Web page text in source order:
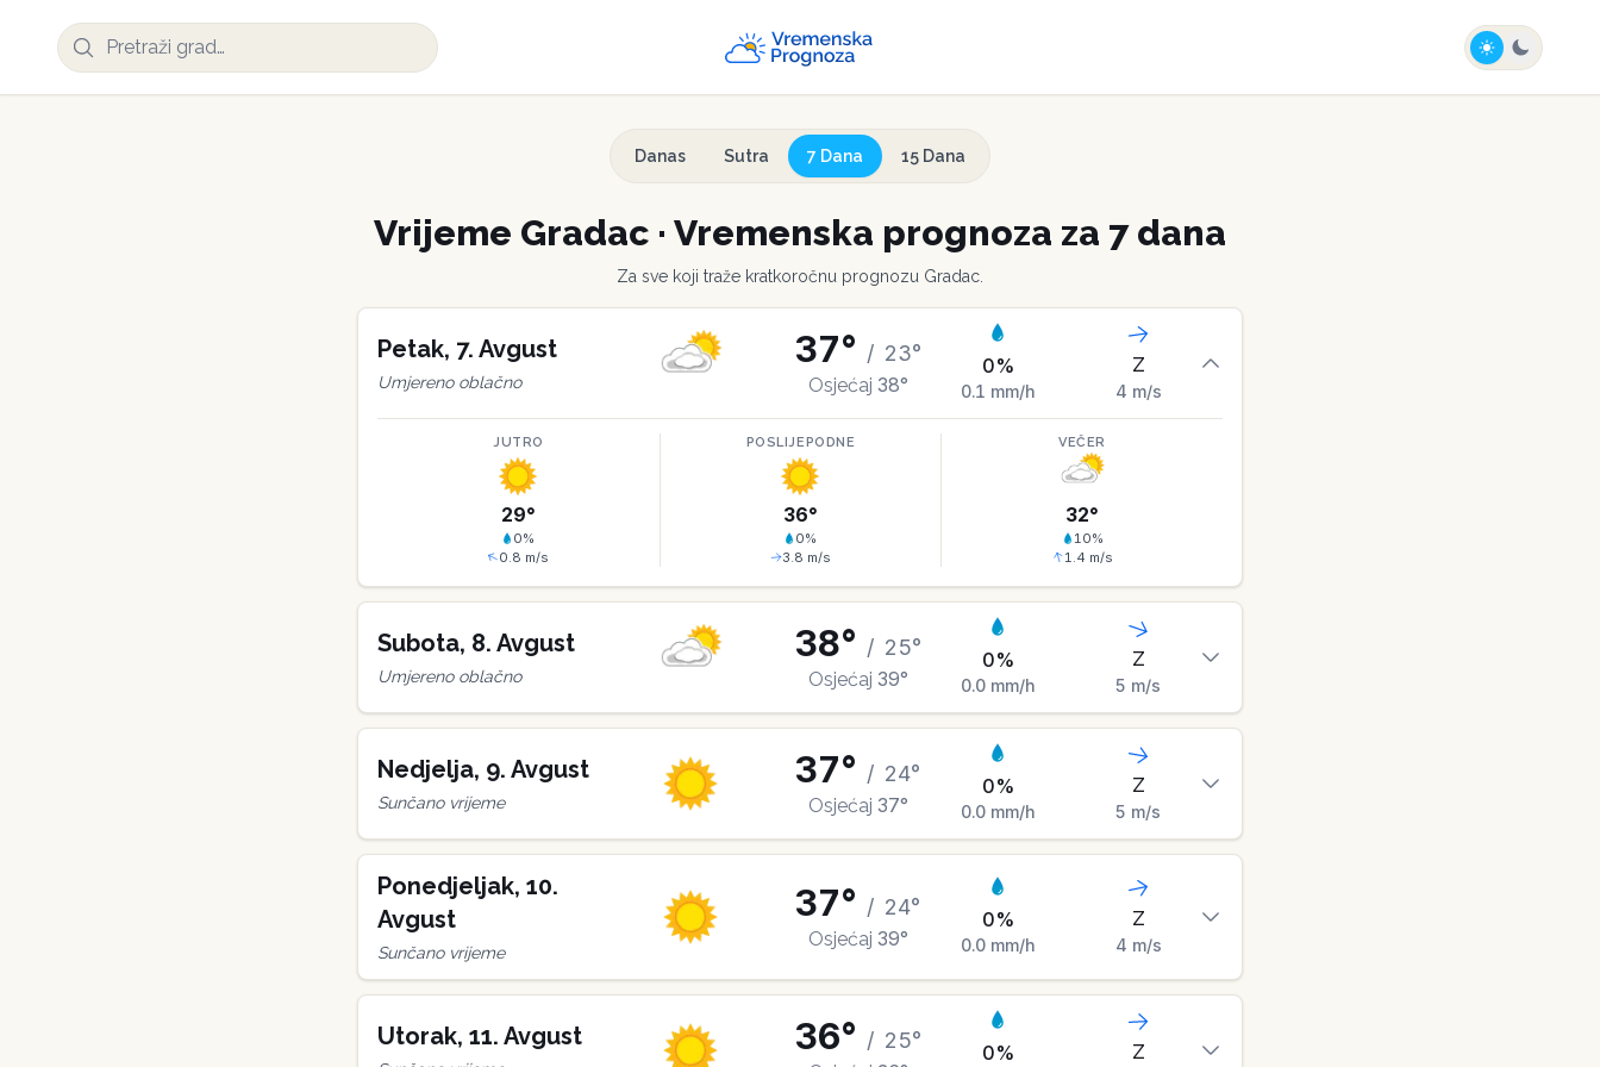
Danas Sutra 7 Dana 15 Dana
Vrijeme Gradac · Vremenska prognoza za 7 dana
Za sve koji traže kratkoročnu prognozu Gradac
Petak, 7. Avgust
Umjereno oblačno
37° / 23°
Osjećaj 38°
0%
0.1 mm/h
Z
4 m/s
JUTRO
29°
0%
0.8 m/s
POSLIJEPODNE
36°
0%
3.8 m/s
VEČER
32°
10%
1.4 m/s
Subota, 8. Avgust
Umjereno oblačno
38° / 25°
Osjećaj 39°
0%
0.0mm/h
Z
5 m/s
Nedjelja, 9. Avgust
Sunčano vrijeme
37° / 24°
Osjećaj 37°
0%
0.0mm/h
Z
5 m/s
Ponedjeljak, 10.
Avgust
Sunčano vrijeme
37° / 24°
Osjećaj 39°
0%
0.0mm/h
Z
4 m/s
Utorak, 11. Avgust 36° / 25°
0% Z